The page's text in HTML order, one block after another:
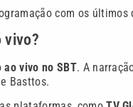
com os
vivo?
ao vivo no SBT. A
Basttos.